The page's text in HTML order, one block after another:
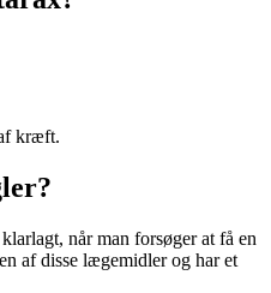
kræft.
når man forsøger at få en
af ​​disse lægemidler og har et